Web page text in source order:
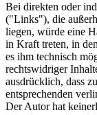
Bei direkten oder
("Links"), die
liegen, würde eine
in Kraft treten, in
es ihm technisch
rechtswidriger
ausdrücklich, dass
entsprechenden
Der Autor hat